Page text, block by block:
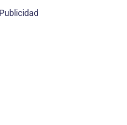
Publicidad